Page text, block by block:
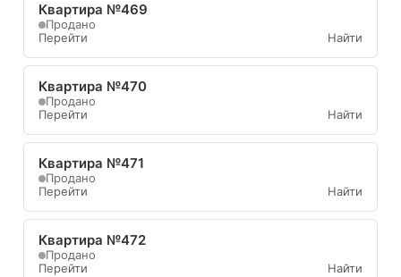
Квартира №469
Продано
Перейти
Найти
Квартира №470
Продано
Перейти
Найти
Квартира №471
Продано
Перейти
Найти
Квартира №472
Продано
Перейти
Найти